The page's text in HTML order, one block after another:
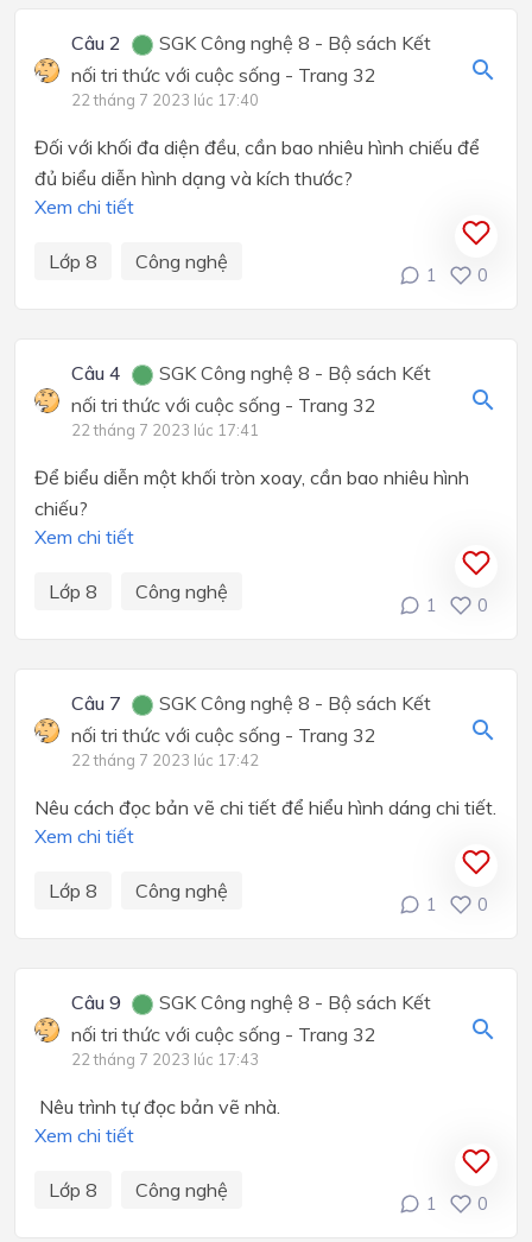
Câu 2
SGK Công nghệ 8 - Bộ sách Kết
nối tri thức với cuộc sống - Trang 32
22 tháng 7 2023 lúc 17:40
Đối với khối đa diện đều, cần bao nhiêu hình chiếu để
đủ biểu diễn hình dạng và kích thước?
Xem chi tiết
Lớp 8 Công nghệ
1 0
Câu 4
SGK Công nghệ 8 - Bộ sách Kết
nối tri thức với cuộc sống - Trang 32
22 tháng 7 2023 lúc 17:41
Để biểu diễn một khối tròn xoay, cần bao nhiêu hình
chiếu?
Xem chi tiết
Lớp 8 Công nghệ
1 0
Câu 7
SGK Công nghệ 8 - Bộ sách Kết
nối tri thức với cuộc sống - Trang 32
22 tháng 7 2023 lúc 17:42
Nêu cách đọc bản vẽ chi tiết để hiểu hình dáng chi tiết.
Xem chi tiết
Lớp 8 Công nghệ
1 0
Câu 9
SGK Công nghệ 8 - Bộ sách Kết
nối tri thức với cuộc sống - Trang 32
22 tháng 7 2023 lúc 17:43
Nêu trình tự đọc bản vẽ nhà.
Xem chi tiết
Lớp 8 Công nghệ
1 0